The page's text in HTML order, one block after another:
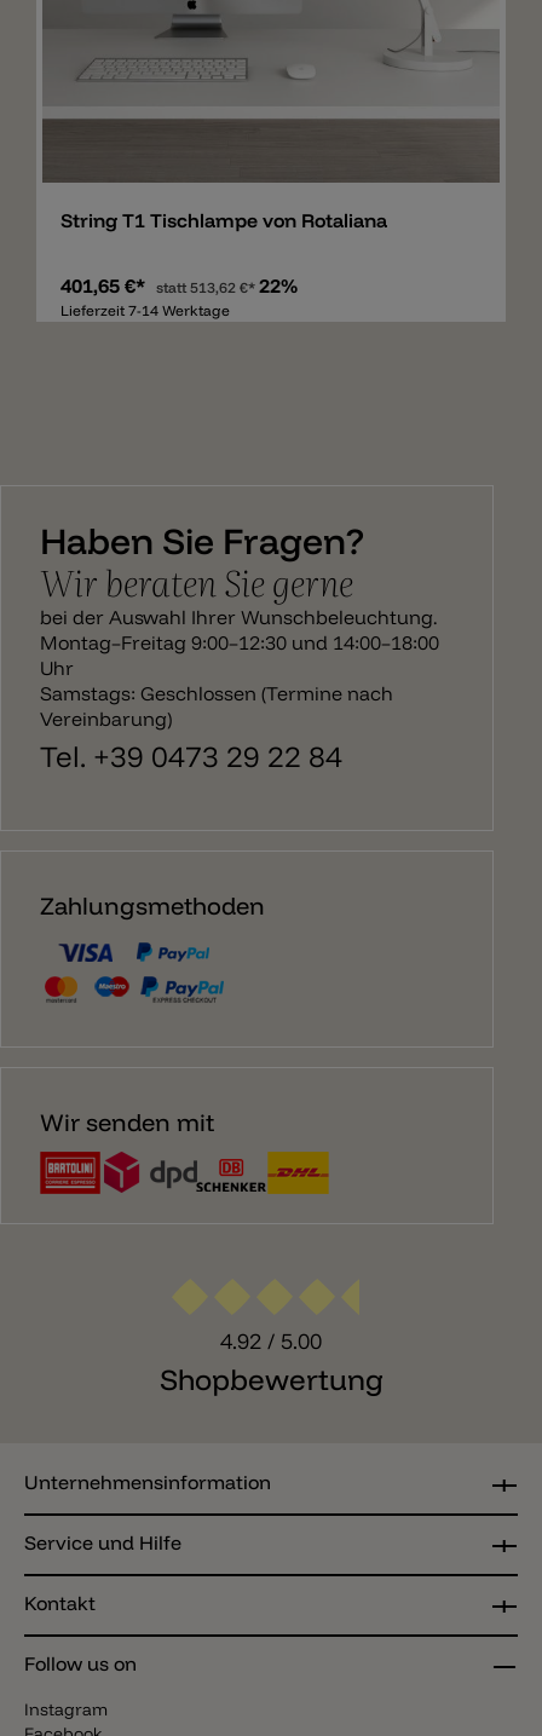
String T1 Tischlampe von Rotaliana
401,65 €* statt513,62 €* 22%
Lieferzeit 7-14 Werktage
Haben Sie Fragen?
Wir beraten Sie gerne
bei der Auswahl Ihrer Wunschbeleuchtung.
Montag–Freitag 9:00–12:30 und 14:00–18:00
Uhr
Samstags: Geschlossen (Termine nach
Vereinbarung)
Tel. +39 0473 29 22 84
Zahlungsmethoden
Wir senden mit
4.92 / 5.00
Shopbewertung
Follow us on
Instagram
Kontakt
Unternehmensinformation
Service und Hilfe